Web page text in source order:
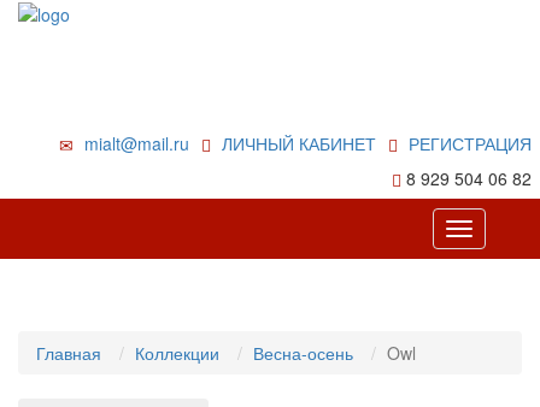
РЕГИСТРАЦИЯ
ЛИЧНЫЙ КАБИНЕТ
mialt@mail.ru
8 929 504 06 82
Toggle
navigation
Главная Коллекции Весна-осень Owl